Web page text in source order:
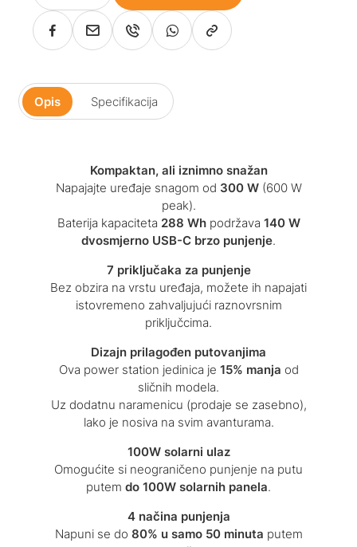
Opis Specifikacija
Kompaktan, ali iznimno snažan
Napajajte uređaje snagom od 300 W(600 W
peak).
Baterija kapaciteta 288 Whpodržava 140 W
dvosmjerno USB-C brzo punjenje.
7 priključaka za punjenje
Bez obzira na vrstu uređaja, možete ih napajati
istovremeno zahvaljujući raznovrsnim
priključcima.
Dizajn prilagođen putovanjima
Ova power station jedinica je 15% manja od
sličnih modela.
Uz dodatnu naramenicu (prodaje se zasebno),
lako je nosiva na svim avanturama.
100W solarni ulaz
Omogućite si neograničeno punjenje na putu
putem do 100W solarnih panela.
4 načina punjenja
Napuni se do 80% u samo 50 minuta putem